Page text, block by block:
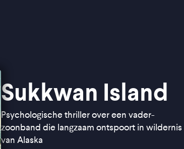
Sukkwan Island
Psychologische thriller over een vader-
zoonband die langzaam ontspoort in wildernis
van Alaska